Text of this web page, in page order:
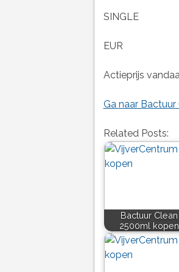
SINGLE
EUR
Actieprijs
Ga naar
Related Posts:
Bactuur Clean
2500ml kopen